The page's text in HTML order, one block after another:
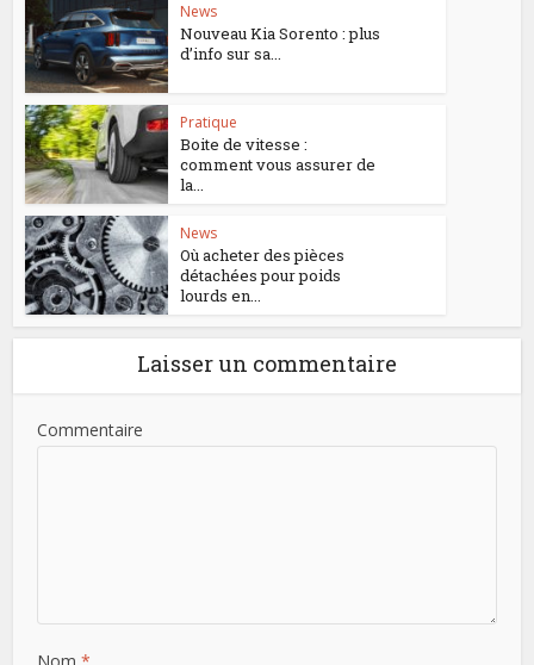
News
Nouveau Kia Sorento : plus
d’info sur sa...
Pratique
Boite de vitesse :
comment vous assurer de
la...
News
Où acheter des pièces
détachées pour poids
lourds en...
Laisser un commentaire
Commentaire
Nom*